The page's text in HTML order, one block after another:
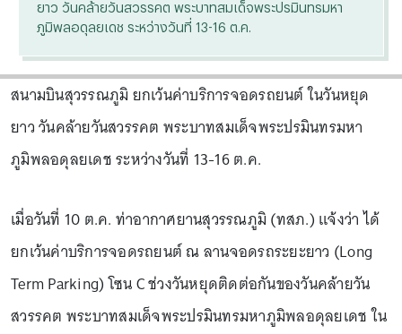
ยาว วันคล้ายวันสวรรคต พระบาทสมเด็จพระปรมินทรมหา
ภูมิพลอดุลยเดช ระหว่างวันที่ 13-16 ต.ค.
สนามบินสุวรรณภูมิ ยกเว้นค่าบริการจอดรถยนต์ ในวันหยุด
ยาว วันคล้ายวันสวรรคต พระบาทสมเด็จพระปรมินทรมหา
ภูมิพลอดุลยเดช ระหว่างวันที่ 13-16 ต.ค.
เมื่อวันที่ 10 ต.ค. ท่าอากาศยานสุวรรณภูมิ (ทสภ.) แจ้งว่า ได้
ยกเว้นค่าบริการจอดรถยนต์ ณ ลานจอดรถระยะยาว (Long
Term Parking) โซน C ช่วงวันหยุดติดต่อกันของวันคล้ายวัน
สวรรคต พระบาทสมเด็จพระปรมินทรมหาภูมิพลอดุลยเดช ใน